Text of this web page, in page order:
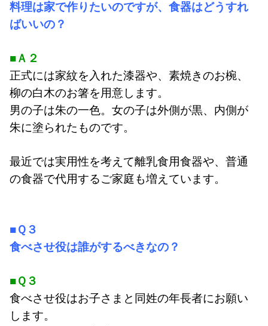
料理は家で作りたいのですが、食器はどうすれ
ばいいの？
■Ａ２
正式には家紋を入れた漆器や、素焼きのお椀、
柳の白木のお箸を用意します。
男の子は朱の一色。女の子は外側が黒、内側が
朱に塗られたものです。
最近では実用性を考えて離乳食用食器や、 普通
の食器で代用するご家庭も増えています。
■Ｑ３
食べさせ役は誰がするべきなの？
■Ｑ３
食べさせ役はお子さまと同姓の年長者にお願い
します。